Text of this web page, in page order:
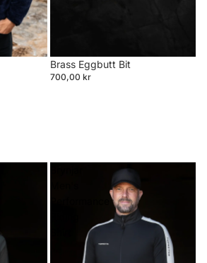
Brass Eggbutt Bit
700,00 kr